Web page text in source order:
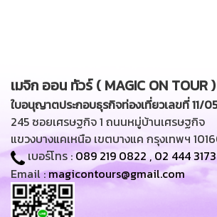
เมจิก ออน ทัวร์ ( MAGIC ON TOUR )
ใบอนุญาตประกอบธุรกิจท่องเที่ยวเลขที่ 11/
245 ซอยเศรษฐกิจ 1 ถนนหมู่บ้านเศรษฐกิจ
แขวงบางแคเหนือ เขตบางแค กรุงเทพฯ
เบอร์โทร :089 219 0822 , 02 444 3173
Email :magicontours@gmail.com